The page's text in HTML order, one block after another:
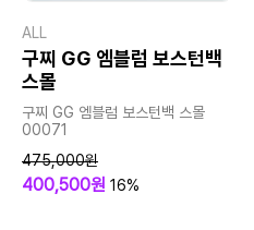
ALL
구찌 GG 엠블럼 보스턴백
스몰
구찌 GG 엠블럼 보스턴백 스몰
00071
475,000원
400,500원 16%